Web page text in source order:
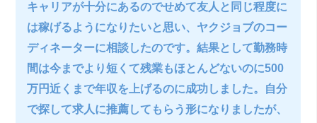
キャリアが十分にあるのでせめて友人と同じ程度に
は稼げるようになりたいと思い、ヤクジョブのコー
ディネーターに相談したのです。結果として勤務時
間は今までより短くて残業もほとんどないのに500
万円近くまで年収を上げるのに成功しました。自分
で探して求人に推薦してもらう形になりましたが、